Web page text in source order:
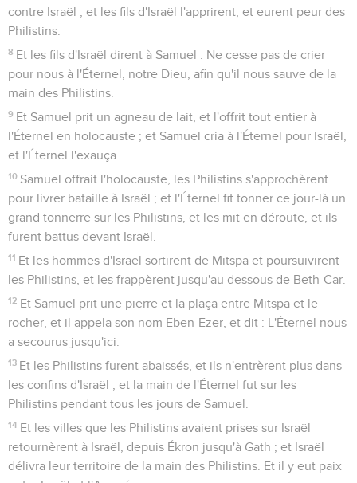
contre Israël ; et les fils d'Israël l'apprirent, et eurent peur des
Philistins.
8 Et les fils d'Israël dirent à Samuel : Ne cesse pas de crier
pour nous à l'Éternel, notre Dieu, afin qu'il nous sauve de la
main des Philistins.
9 Et Samuel prit un agneau de lait, et l'offrit tout entier à
l'Éternel en holocauste ; et Samuel cria à l'Éternel pour Israël,
et l'Éternel l'exauça.
10 Samuel offrait l'holocauste, les Philistins s'approchèrent
pour livrer bataille à Israël ; et l'Éternel fit tonner ce jour-là un
grand tonnerre sur les Philistins, et les mit en déroute, et ils
furent battus devant Israël.
11 Et les hommes d'Israël sortirent de Mitspa et poursuivirent
les Philistins, et les frappèrent jusqu'au dessous de Beth-Car.
12 Et Samuel prit une pierre et la plaça entre Mitspa et le
rocher, et il appela son nom Eben-Ezer, et dit : L'Éternel nous
a secourus jusqu'ici.
13 Et les Philistins furent abaissés, et ils n'entrèrent plus dans
les confins d'Israël ; et la main de l'Éternel fut sur les
Philistins pendant tous les jours de Samuel.
14 Et les villes que les Philistins avaient prises sur Israël
retournèrent à Israël, depuis Ékron jusqu'à Gath ; et Israël
délivra leur territoire de la main des Philistins. Et il y eut paix